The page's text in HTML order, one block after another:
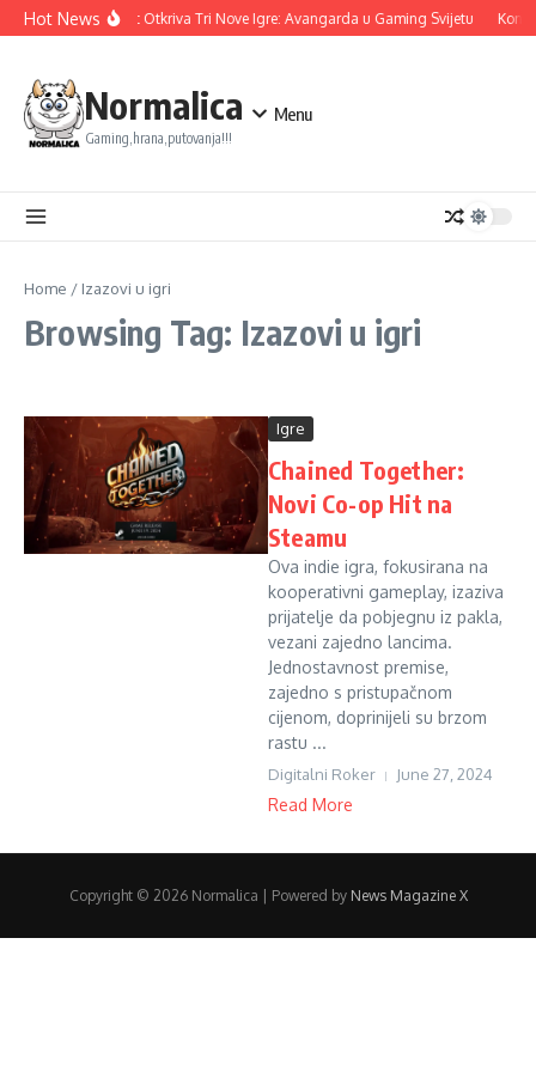
Skip to content
Hot NewsUbisoft Otkriva Tri Nove Igre: Avangarda u Gaming Svijetu
Normalica
Gaming,hrana,putovanja!!!
Menu
Home / Izazovi u igri
Browsing Tag: Izazovi u igri
Igre
Chained Together:
Novi Co-op Hit na
Steamu
Ova indie igra, fokusirana na
kooperativni gameplay, izaziva
prijatelje da pobjegnu iz pakla,
vezani zajedno lancima.
Jednostavnost premise,
zajedno s pristupačnom
cijenom, doprinijeli su brzom
rastu ...
Digitalni Roker June 27, 2024
Read More
Copyright © 2026 Normalica | Powered by News Magazine X